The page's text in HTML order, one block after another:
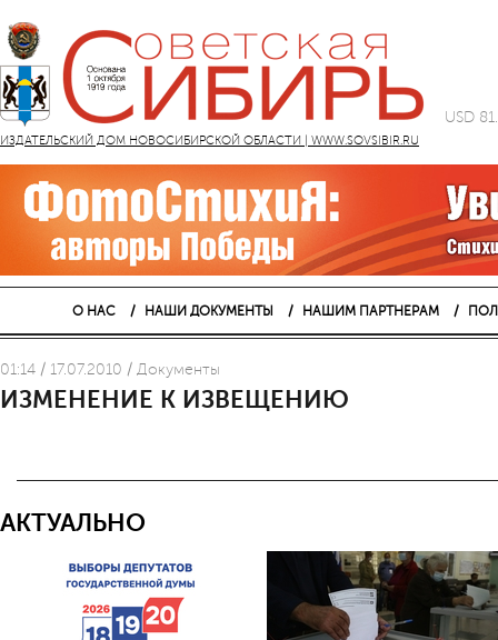
ИЗДАТЕЛЬСКИЙ ДОМ НОВОСИБИРСКОЙ ОБЛАСТИ | WWW.SOVSIBIR.RU
USD
О НАС НАШИ ДОКУМЕНТЫ НАШИМ ПАРТНЕРАМ
01:14 / 17.07.2010 / Документы
ИЗМЕНЕНИЕ К ИЗВЕЩЕНИЮ
АКТУАЛЬНО